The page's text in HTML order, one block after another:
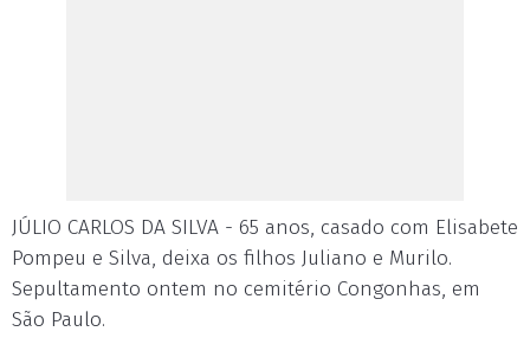
JÚLIO CARLOS DA SILVA - 65 anos, casado com Elisabete
Pompeu e Silva, deixa os filhos Juliano e Murilo.
Sepultamento ontem no cemitério Congonhas, em
São Paulo.